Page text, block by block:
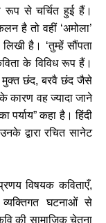
रूप से चर्चित हुई हैं।
है तो वहीं ‘अमोला’
है। ‘तुम्हें सौंपता
के विविध रूप हैं।
मुक्त छंद, बरवै छंद जैसे
कारण वह ज्यादा जाने
पर्याय” कहा है। हिंदी
द्वारा रचित सानेट
विषयक कविताएँ,
व्यक्तिगत घटनाओं से
की सामाजिक चेतना